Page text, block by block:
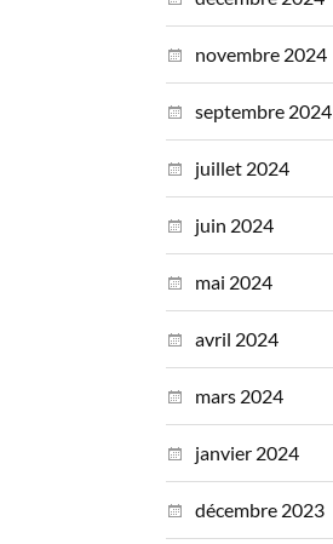
novembre 2024
septembre 2024
juillet 2024
juin 2024
mai 2024
avril 2024
mars 2024
janvier 2024
décembre 2023